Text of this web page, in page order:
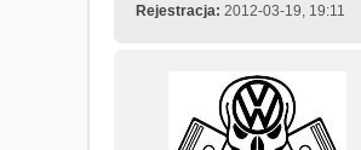
Rejestracja: 2012-03-19, 19:11